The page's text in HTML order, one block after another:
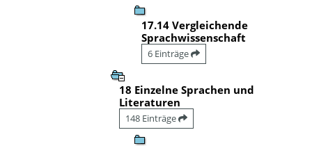
17.14 Vergleichende
Sprachwissenschaft
6 Einträge
18 Einzelne Sprachen und
Literaturen
148 Einträge